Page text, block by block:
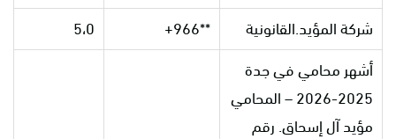
شركة المؤيد.القانونية
**966+
5،0
أشهر محامي في جدة
2025-2026 – المحامي
مؤيد آل إسحاق. رقم